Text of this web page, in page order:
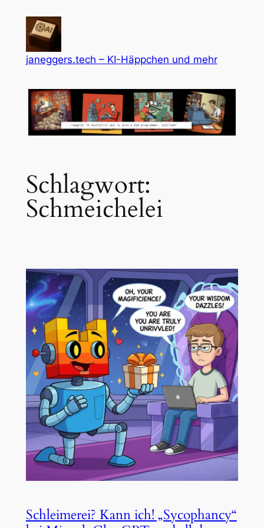
springen
janeggers.tech – KI-Häppchen und mehr
Schlagwort:
Schmeichelei
Schleimerei? Kann ich! „Sycophancy“